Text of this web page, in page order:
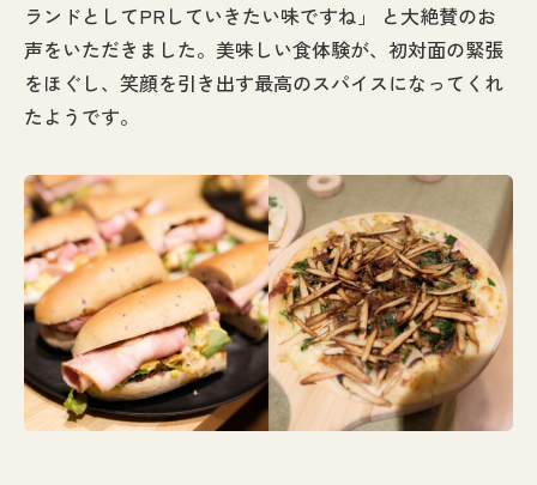
ランドとしてPRしていきたい味ですね」 と大絶賛のお
声をいただきました。美味しい食体験が、初対面の緊張
をほぐし、笑顔を引き出す最高のスパイスになってくれ
たようです。